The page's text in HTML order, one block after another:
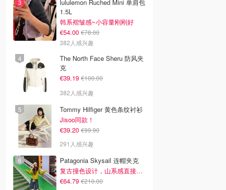
lululemon Ruched Mini 单肩包
1.5L
韩系褶皱感~小容量刚刚好
€54.00 €78.00
382人感兴趣
The North Face Sheru 防风夹
克
€39.19 €100.00
382人感兴趣
Tommy Hilfiger 黄色条纹衬衫
Jisoo同款！
€39.20 €99.90
291人感兴趣
Patagonia Skysail 连帽夹克
复古撞色设计，山系感直接拉满
€64.79 €210.00